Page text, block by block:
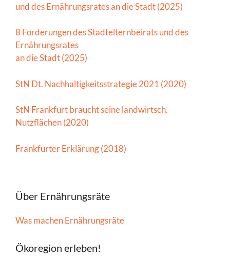
und des Ernährungsrates an die Stadt (2025)
8 Forderungen des Stadtelternbeirats und des
Ernährungsrates
an die Stadt (2025)
StN Dt. Nachhaltigkeitsstrategie 2021 (2020)
StN Frankfurt braucht seine landwirtsch.
Nutzflächen (2020)
Frankfurter Erklärung (2018)
Über Ernährungsräte
Was machen Ernährungsräte
Ökoregion erleben!